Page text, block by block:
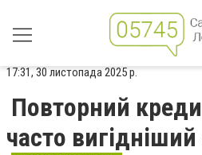
17:31, 30 листопада 2025 р.
Повторний
часто